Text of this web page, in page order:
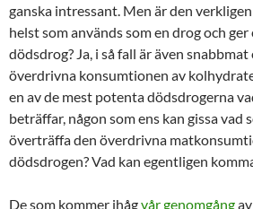
ganska intressant. Men är den
helst som används som en drog och
dödsdrog? Ja, i så fall är även
överdrivna konsumtionen av
en av de mest potenta dödsdrogerna
beträffar, någon som ens kan gissa vad
överträffa den överdrivna
dödsdrogen? Vad kan egentligen
De som kommer ihågvår genomgång